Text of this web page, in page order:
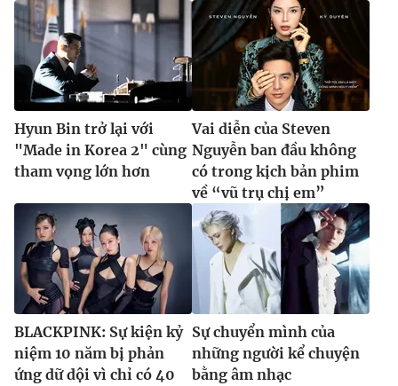
Ðiện thoại Thời báo VTV:
024.66 897 897
Email:toasoan@vtv.vn
Liên hệ quảng cáo:
024-7300.7108
® Cấm sao chép dưới mọi hình thức nếu không có sự chấp
thuận bằng văn bản. Ghi rõ nguồn VTV.vn khi phát hành lại
thông tin từ website này.
Hyun Bin trở lại với
"Made in Korea 2" cùng
tham vọng lớn hơn
Vai diễn của Steven
Nguyễn ban đầu không
có trong kịch bản phim
về “vũ trụ chị em”
BLACKPINK: Sự kiện kỷ
niệm 10 năm bị phản
ứng dữ dội vì chỉ có 40
Sự chuyển mình của
những người kể chuyện
bằng âm nhạc